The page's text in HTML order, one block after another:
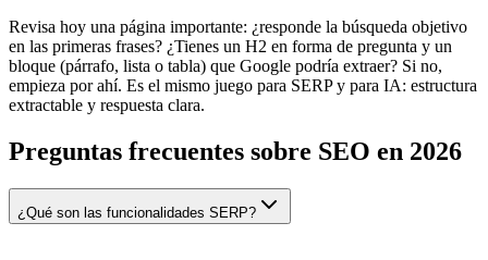
Revisa hoy una página importante: ¿responde la búsqueda objetivo
en las primeras frases? ¿Tienes un H2 en forma de pregunta y un
bloque (párrafo, lista o tabla) que Google podría extraer? Si no,
empieza por ahí. Es el mismo juego para SERP y para IA: estructura
extractable y respuesta clara.
Preguntas frecuentes sobre SEO en 2026
¿Qué son las funcionalidades SERP?